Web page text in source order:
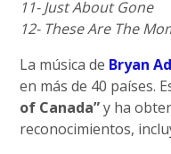
11- Just About Gone
12- These Are The
La música de Bryan
en más de 40 países.
of Canada”y ha
reconocimientos,